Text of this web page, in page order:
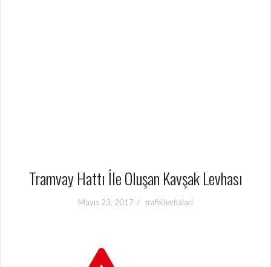
Tramvay Hattı İle Oluşan Kavşak Levhası
Mayıs 23, 2017 trafiklevhalari